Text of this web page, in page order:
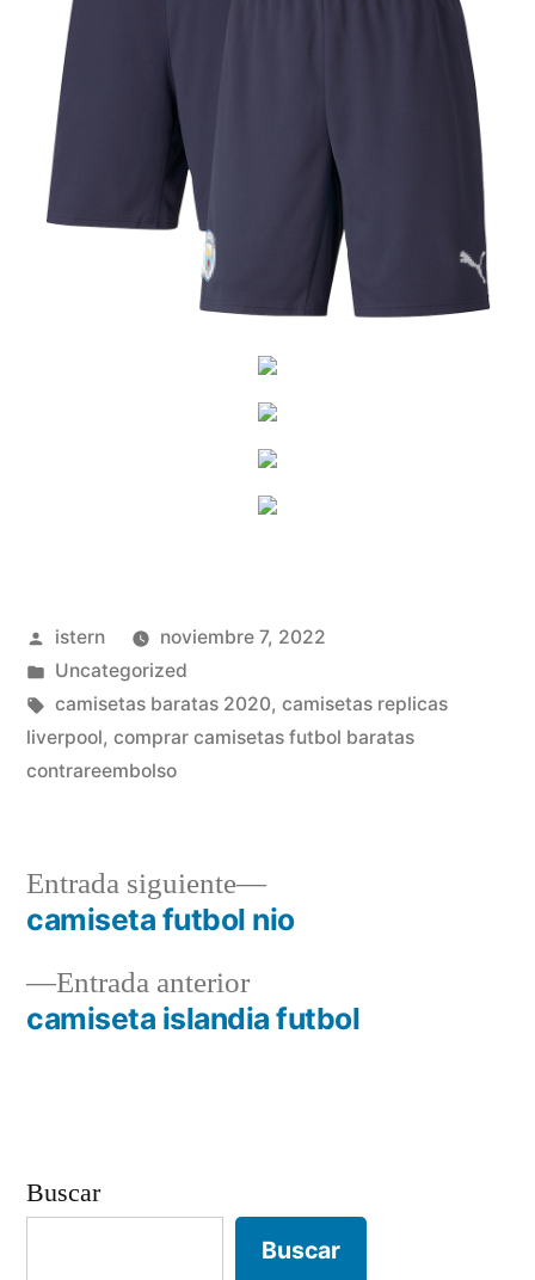
Publicado
por
istern
noviembre 7, 2022
Publicado
en
Uncategorized
Etiquetas:
camisetas baratas 2020, camisetas replicas
liverpool, comprar camisetas futbol baratas
contrareembolso
Navegación
deEntrada anteriorEntrada
anterior:
camiseta islandia futbol
Entrada siguiente
Entrada
siguiente:
camiseta futbol nio
Buscar
Buscar